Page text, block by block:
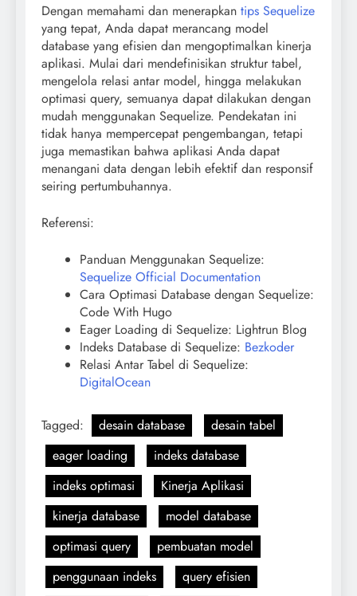
Dengan memahami dan menerapkan tips Sequelize
yang tepat, Anda dapat merancang model
database yang efisien dan mengoptimalkan kinerja
aplikasi. Mulai dari mendefinisikan struktur tabel,
mengelola relasi antar model, hingga melakukan
optimasi query, semuanya dapat dilakukan dengan
mudah menggunakan Sequelize. Pendekatan ini
tidak hanya mempercepat pengembangan, tetapi
juga memastikan bahwa aplikasi Anda dapat
menangani data dengan lebih efektif dan responsif
seiring pertumbuhannya.
Referensi:
Panduan Menggunakan Sequelize:
Sequelize Official Documentation
Cara Optimasi Database dengan Sequelize:
Code With Hugo
Eager Loading di Sequelize: Lightrun Blog
Indeks Database di Sequelize: Bezkoder
Relasi Antar Tabel di Sequelize:
DigitalOcean
Tagged: desain database
desain tabel
eager loading
indeks database
indeks optimasi
Kinerja Aplikasi
kinerja database
model database
optimasi query
pembuatan model
penggunaan indeks
query efisien